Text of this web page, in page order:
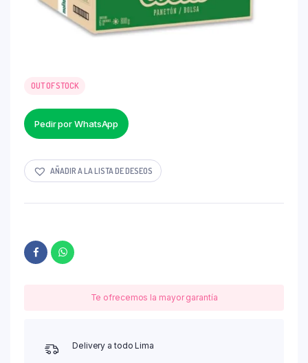
OUT OF STOCK
Pedir por WhatsApp
AÑADIR A LA LISTA DE DESEOS
Te ofrecemos la mayor garantía
Delivery a todo Lima